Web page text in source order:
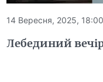
14 Вересня, 2025, 18:00
Лебединий